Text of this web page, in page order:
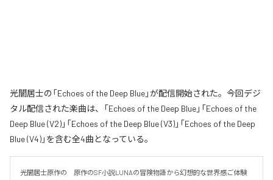
光闇居士の「Echoes of the Deep Blue」が配信開始された。今回デジ
タル配信された楽曲は、「Echoes of the Deep Blue」「Echoes of the
Deep Blue (V2)」「Echoes of the Deep Blue (V3)」「Echoes of the Deep
Blue (V4)」を含む全4曲となっている。
光闇居士原作の　原作のSF小説LUNAの冒険物語から幻想的な世界感ご体験